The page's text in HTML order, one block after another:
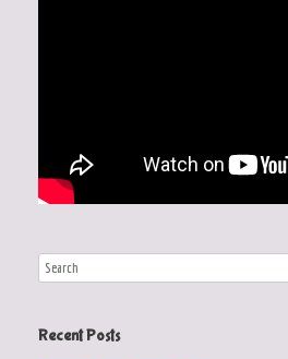
Recent Posts